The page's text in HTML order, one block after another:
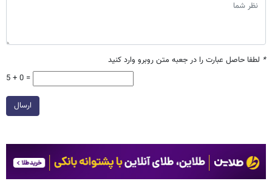
* لطفا حاصل عبارت را در جعبه متن روبرو وارد کنید
5 + 0 =
ارسال